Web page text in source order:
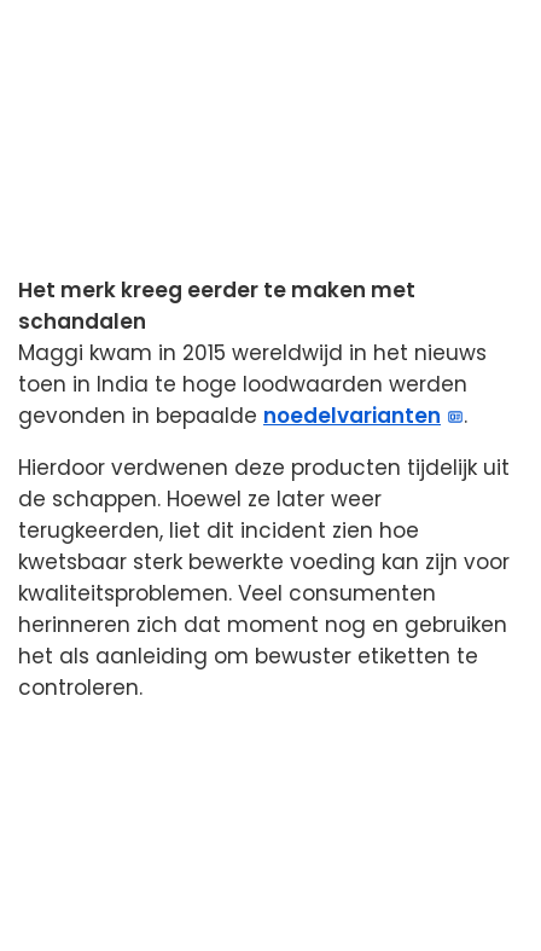
Het merk kreeg eerder te maken met
schandalen
Maggi kwam in 2015 wereldwijd in het nieuws
toen in India te hoge loodwaarden werden
gevonden in bepaalde noedelvarianten
.
Hierdoor verdwenen deze producten tijdelijk uit
de schappen. Hoewel ze later weer
terugkeerden, liet dit incident zien hoe
kwetsbaar sterk bewerkte voeding kan zijn voor
kwaliteitsproblemen. Veel consumenten
herinneren zich dat moment nog en gebruiken
het als aanleiding om bewuster etiketten te
controleren.